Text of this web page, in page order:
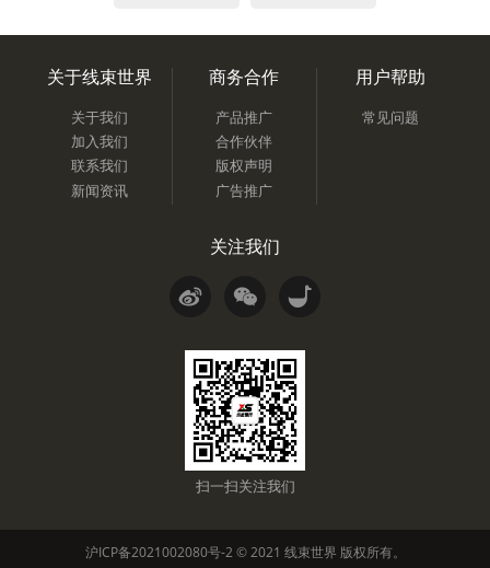
关于线束世界
关于我们
加入我们
联系我们
新闻资讯
商务合作
产品推广
合作伙伴
版权声明
广告推广
用户帮助
常见问题
关注我们
扫一扫关注我们
沪ICP备2021002080号-2 © 2021 线束世界 版权所有。